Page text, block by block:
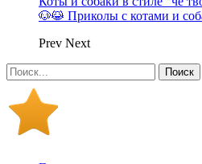
🐶😹 Приколы с котами и
Prev Next